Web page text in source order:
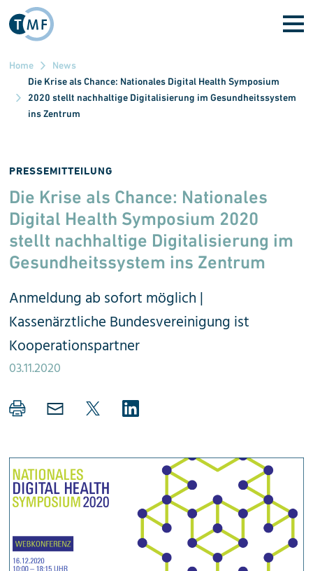
Direkt zum Inhalt
Home
News
Die Krise als Chance: Nationales Digital Health Symposium
2020 stellt nachhaltige Digitalisierung im Gesundheitssystem
ins Zentrum
PRESSEMITTEILUNG
Die Krise als Chance: Nationales
Digital Health Sym­posium 2020
stellt nach­haltige Digital­isierung im
Gesund­heits­system ins Zentrum
Anmeldung ab sofort möglich |
Kassenärztliche Bundesvereinigung ist
Kooperationspartner
03.11.2020